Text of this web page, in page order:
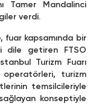
Tamer Mandalinci
verdi.
fuar kapsamında bir
dile getiren FTSO
Turizm Fuarı
operatörleri, turizm
temsilcileriyle
konseptiyle